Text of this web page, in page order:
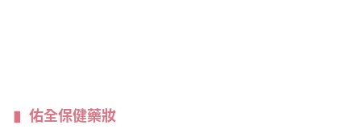
佑全保健藥妝